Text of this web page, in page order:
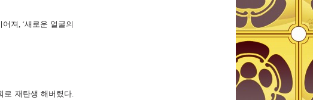
져, ‘새로운 얼굴의
로 재탄생 해버렸다.